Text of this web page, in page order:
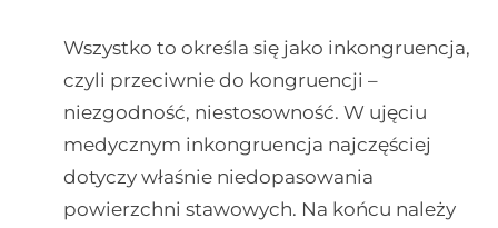
Wszystko to określa się jako inkongruencja,
czyli przeciwnie do kongruencji –
niezgodność, niestosowność. W ujęciu
medycznym inkongruencja najczęściej
dotyczy właśnie niedopasowania
powierzchni stawowych. Na końcu należy